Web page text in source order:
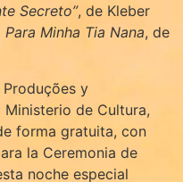
Secreto”, de Kleber
Para Minha Tia Nana, de
Produções y
de Cultura,
forma gratuita, con
la Ceremonia de
noche especial